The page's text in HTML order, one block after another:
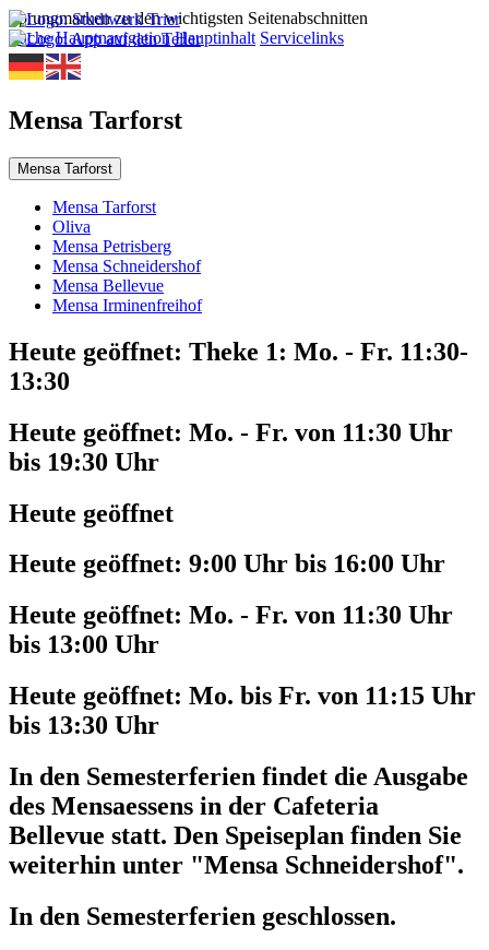
Sprungmarken zu den wichtigsten Seitenabschnitten
Suche Hauptnavigation Hauptinhalt Servicelinks
Mensa Tarforst
Mensa Tarforst
Mensa Tarforst
Oliva
Mensa Petrisberg
Mensa Schneidershof
Mensa Bellevue
Mensa Irminenfreihof
Heute geöffnet: Theke 1: Mo. - Fr. 11:30-
13:30
Heute geöffnet: Mo. - Fr. von 11:30 Uhr
bis 19:30 Uhr
Heute geöffnet
Heute geöffnet: 9:00 Uhr bis 16:00 Uhr
Heute geöffnet: Mo. - Fr. von 11:30 Uhr
bis 13:00 Uhr
Heute geöffnet: Mo. bis Fr. von 11:15 Uhr
bis 13:30 Uhr
In den Semesterferien findet die Ausgabe
des Mensaessens in der Cafeteria
Bellevue statt. Den Speiseplan finden Sie
weiterhin unter "Mensa Schneidershof".
In den Semesterferien geschlossen.